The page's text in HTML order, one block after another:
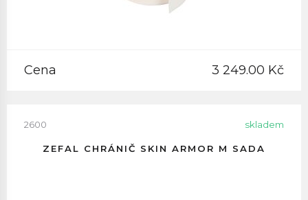
Cena 3 249.00 Kč
2600 skladem
ZEFAL CHRÁNIČ SKIN ARMOR M SADA